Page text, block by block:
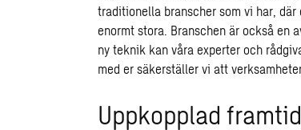
traditionella branscher som vi har,
enormt stora. Branschen är också en
ny teknik kan våra experter och
med er säkerställer vi att
Uppkopplad